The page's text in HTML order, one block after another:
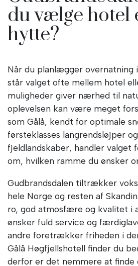
du vælge hotel
hytte?
Når du planlægger overnatning
står valget ofte mellem hotel
muligheder giver nærhed til
oplevelsen kan være meget
som Gålå, kendt for optimale
førsteklasses langrendsløjper
fjeldlandskaber, handler valget
om, hvilken ramme du ønsker
Gudbrandsdalen tiltrækker
hele Norge og resten af
ro, god atmosfære og kvalitet i
ønsker fuld service og
andre foretrækker friheden i
Gålå Høgfjellshotell finder du
derfor er det nemmere at finde